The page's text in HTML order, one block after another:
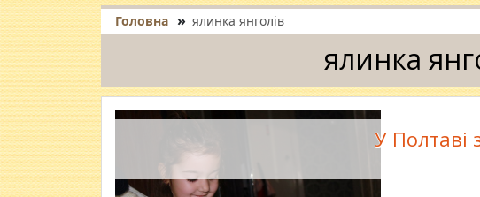
Головна » ялинка янголів
ялинка
У Полтаві